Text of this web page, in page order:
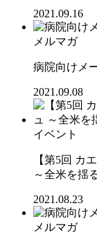
2021.09.16
メルマガ
病院向けメ
2021.09.08
イベント
【第5回 カ
～全米を揺
2021.08.23
メルマガ